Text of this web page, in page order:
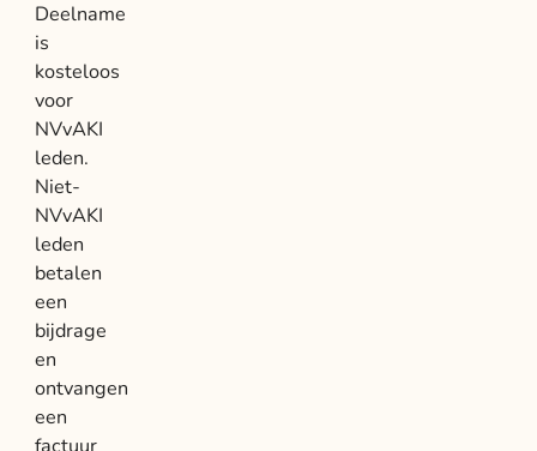
Deelname
is
kosteloos
voor
NVvAKI
leden.
Niet-
NVvAKI
leden
betalen
een
bijdrage
en
ontvangen
een